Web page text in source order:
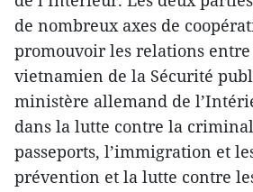
de nombreux axes de
promouvoir les relations
vietnamien de la Sécurité
ministère allemand de
dans la lutte contre la
passeports, l’immigration et
prévention et la lutte contre